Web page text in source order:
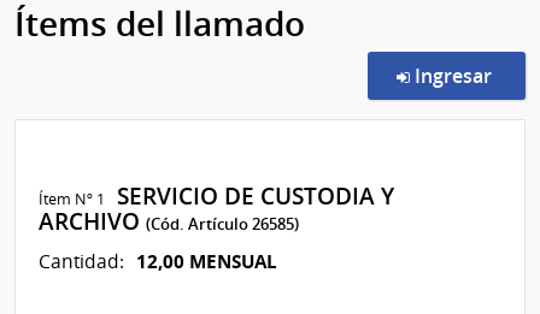
Ítems del llamado
Ingresar
Ítem Nº 1
SERVICIO DE CUSTODIA Y
ARCHIVO(Cód. Artículo 26585)
Cantidad: 12,00 MENSUAL